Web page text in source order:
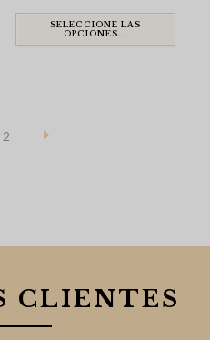
era:
$920.00.
es:
$680.00.
SELECCIONE LAS
OPCIONES...
2
CLIENTES